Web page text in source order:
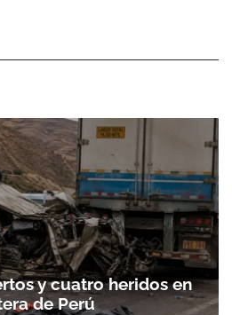
y cuatro heridos en
de Perú